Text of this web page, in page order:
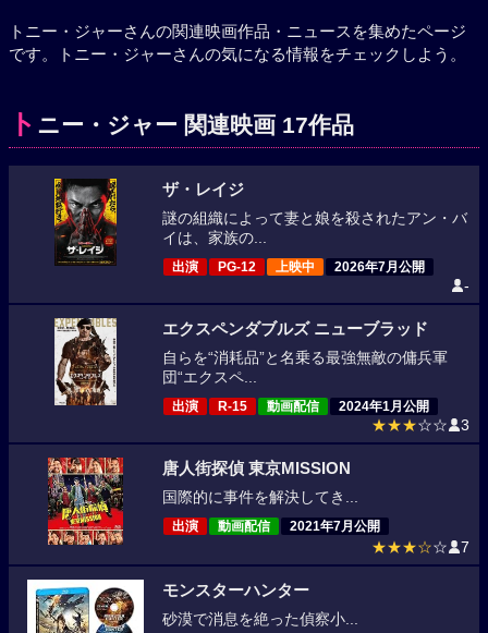
トニー・ジャーさんの関連映画作品・ニュースを集めたページ
です。トニー・ジャーさんの気になる情報をチェックしよう。
ト ニー・ジャー 関連映画 17作品
ザ・レイジ
謎の組織によって妻と娘を殺されたアン・バ
イは、家族の...
出演 PG-12 上映中 2026年7月公開
-
エクスペンダブルズ ニューブラッド
自らを“消耗品”と名乗る最強無敵の傭兵軍
団“エクスペ...
出演 R-15 動画配信 2024年1月公開
★★★☆☆ 3
唐人街探偵 東京MISSION
国際的に事件を解決してき...
出演 動画配信 2021年7月公開
★★★☆☆ 7
モンスターハンター
砂漠で消息を絶った偵察小...